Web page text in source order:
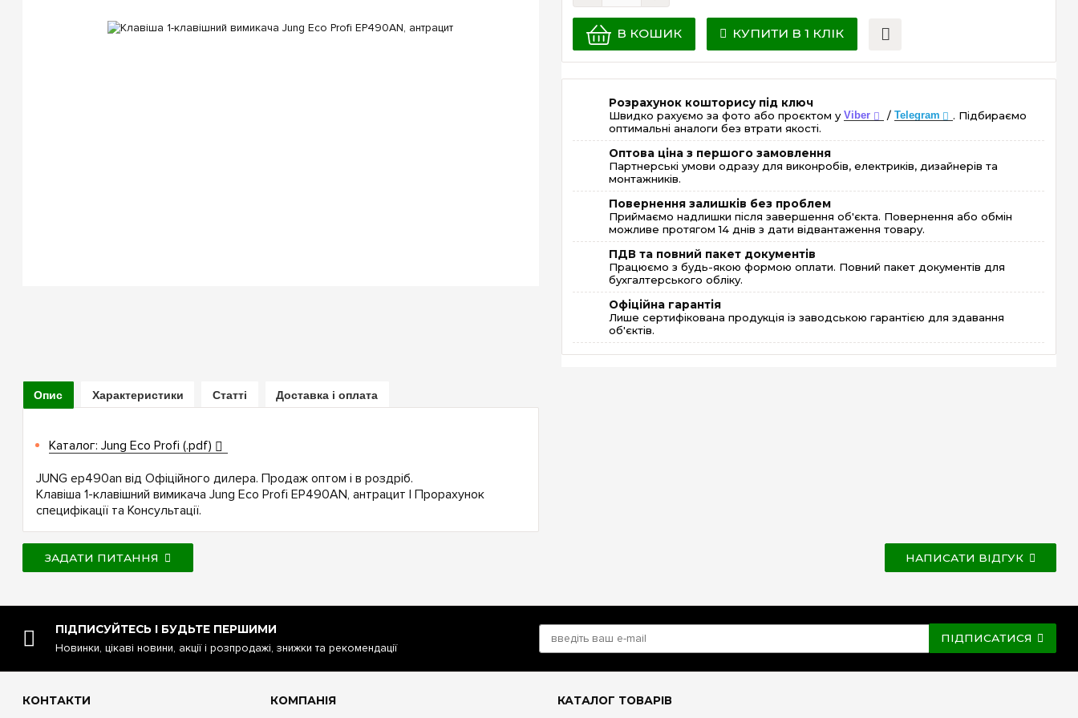
В КОШИК КУПИТИ В 1 КЛІК
Розрахунок кошторису під ключ
Швидко рахуємо за фото або проєктом уViber / Telegram
. Підбираємо
оптимальні аналоги без втрати якості.
Оптова ціна з першого замовлення
Партнерські умови одразу для виконробів, електриків, дизайнерів та
монтажників.
Повернення залишків без проблем
Приймаємо надлишки після завершення об'єкта. Повернення або обмін
можливе протягом 14 днів з дати відвантаження товару.
ПДВ та повний пакет документів
Працюємо з будь-якою формою оплати. Повний пакет документів для
бухгалтерського обліку.
Офіційна гарантія
Лише сертифікована продукція із заводською гарантією для здавання
об'єктів.
Опис Характеристики Статті Доставка і оплата
Каталог: Jung Eco Profi (.pdf)
JUNG ep490an від Офіційного дилера. Продаж оптом і в роздріб.
Клавіша 1-клавішний вимикача Jung Eco Profi EP490AN, антрацит | Прорахунок
специфікації та Консультації.
ЗАДАТИ ПИТАННЯ НАПИСАТИ ВІДГУК
ПІДПИСУЙТЕСЬ І БУДЬТЕ ПЕРШИМИ
Новинки, цікаві новини, акції і розпродажі, знижки та рекомендації
ПІДПИСАТИСЯ
КОНТАКТИ КОМПАНІЯ КАТАЛОГ ТОВАРІВ